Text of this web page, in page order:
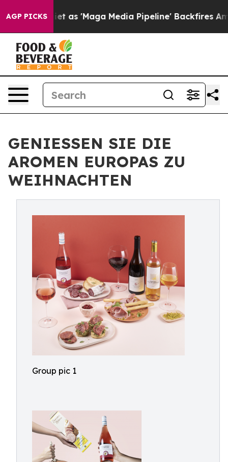
AGP PICKS
'Maga Media Pipeline' Backfires Amid Rumors
GENIESSEN SIE DIE
AROMEN EUROPAS ZU
WEIHNACHTEN
Group pic 1